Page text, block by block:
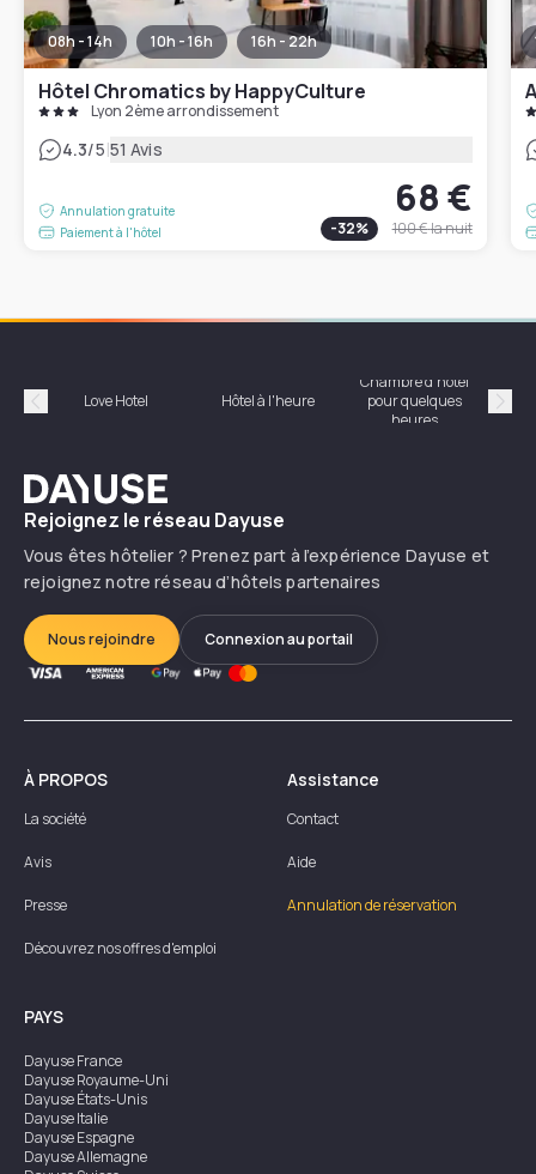
08h - 14h 10h - 16h 16h - 22h
Hôtel Chromatics by HappyCulture
Lyon 2ème arrondissement
4.3/5|51 Avis
Annulation gratuite
Paiement à l'hôtel
68 €
-32% 100 €la nuit
Précédent
Love Hotel Hôtel à l'heure
Chambre d'hôtel
pour quelques
heures
Dayuse
Rejoignez le réseau Dayuse
Vous êtes hôtelier ? Prenez part à l’expérience Dayuse et
rejoignez notre réseau d’hôtels partenaires
Nous rejoindre Connexion au portail
À PROPOS
La société
Avis
Presse
Découvrez nos offres d'emploi
Assistance
Contact
Aide
Annulation de réservation
PAYS
DayuseFrance
DayuseRoyaume-Uni
DayuseÉtats-Unis
DayuseItalie
DayuseEspagne
DayuseAllemagne